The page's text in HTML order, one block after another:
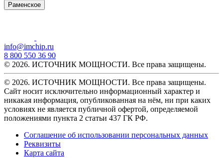
Раменское
info@imchip.ru
8 800 550 36 90
© 2026. ИСТОЧНИК МОЩНОСТИ. Все права защищены.
© 2026. ИСТОЧНИК МОЩНОСТИ. Все права защищены.
Сайт носит исключительно информационный характер и
никакая информация, опубликованная на нём, ни при каких
условиях не является публичной офертой, определяемой
положениями пункта 2 статьи 437 ГК РФ.
Соглашение об использовании персональных данных
Реквизиты
Карта сайта